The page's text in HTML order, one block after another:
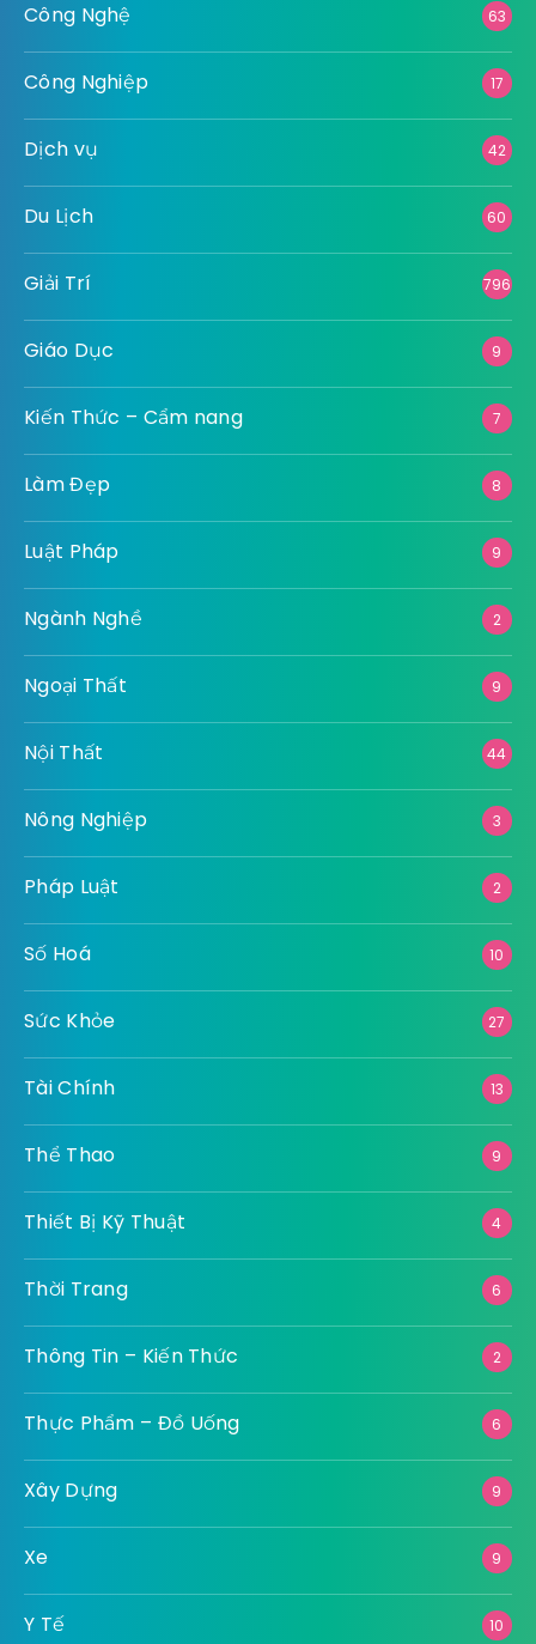
Công Nghệ 63
Công Nghiệp 17
Dịch vụ 42
Du Lịch 60
Giải Trí 796
Giáo Dục 9
Kiến Thức – Cẩm nang 7
Làm Đẹp 8
Luật Pháp 9
Ngành Nghề 2
Ngoại Thất 9
Nội Thất 44
Nông Nghiệp 3
Pháp Luật 2
Số Hoá 10
Sức Khỏe 27
Tài Chính 13
Thể Thao 9
Thiết Bị Kỹ Thuật 4
Thời Trang 6
Thông Tin – Kiến Thức 2
Thực Phẩm – Đồ Uống 6
Xây Dựng 9
Xe 9
Y Tế 10